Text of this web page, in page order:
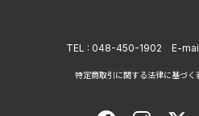
TEL : 048-450-1902 E-
特定商取引に関する法律に基づ